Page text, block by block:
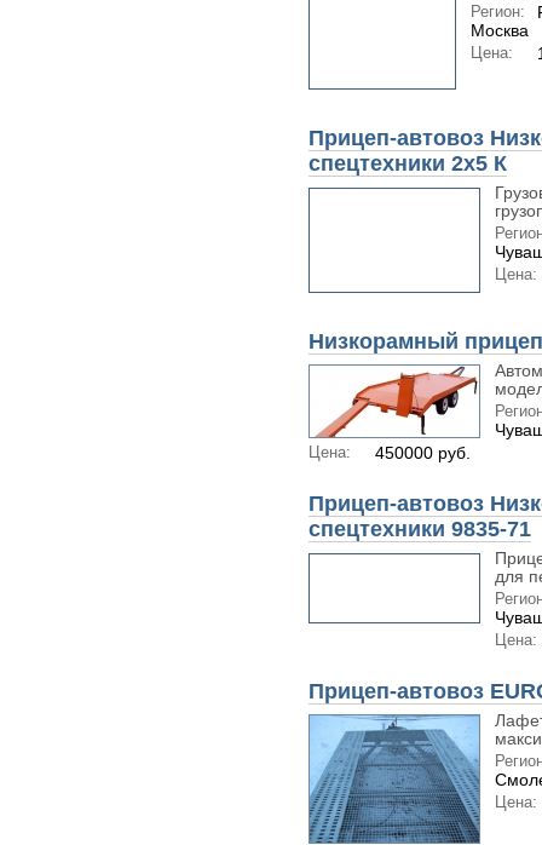
Регион:
Москва
Цена:
Прицеп-автовоз
спецтехники 2х5 К
Цена:
Низкорамный
Цена: 450000 руб.
Прицеп-автовоз
спецтехники 9835-71
для
Цена:
Прицеп-автовоз
Цена: